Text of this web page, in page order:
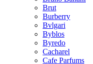
Brut
Burberry
Bvlgari
Byblos
Byredo
Cacharel
Cafe Parfums